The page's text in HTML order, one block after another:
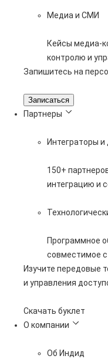
Медиа и СМИ
Кейсы медиа-
контролю и
Запишитесь на
Записаться
Партнеры
Интеграторы
150+
интеграцию и
Программное
совместимое
Изучите передовые
и управления
Скачать буклет
О компании
Об Индид